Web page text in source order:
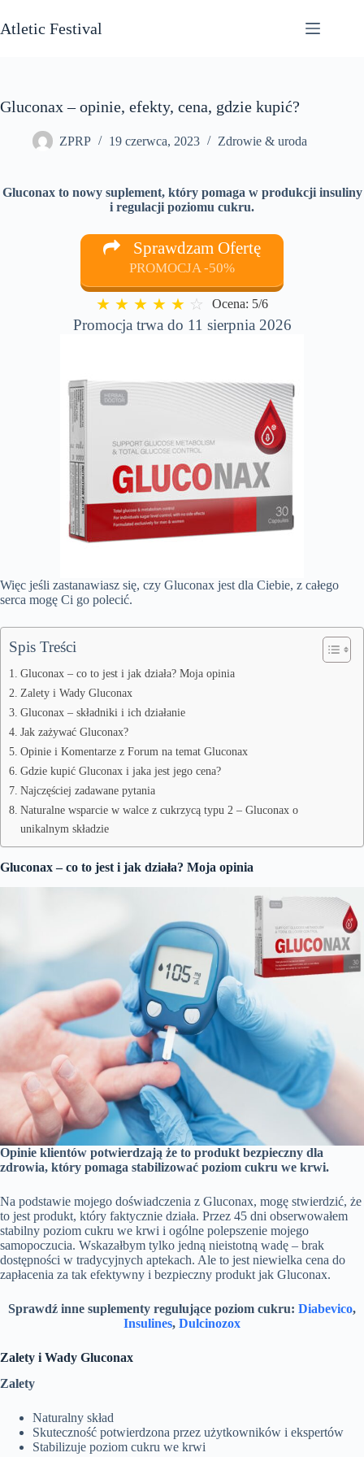
do
treści
Atletic Festival
Gluconax – opinie, efekty, cena, gdzie kupić?
ZPRP 19 czerwca, 2023 Zdrowie & uroda
Gluconax to nowy suplement, który pomaga w produkcji insuliny
i regulacji poziomu cukru.
Sprawdzam Ofertę
PROMOCJA -50%
★ ★ ★ ★ ★ ☆ Ocena: 5/6
Promocja trwa do 11 sierpnia 2026
Więc jeśli zastanawiasz się, czy Gluconax jest dla Ciebie, z całego
serca mogę Ci go polecić.
Spis Treści
Gluconax – co to jest i jak działa? Moja opinia
Zalety i Wady Gluconax
Gluconax – składniki i ich działanie
Jak zażywać Gluconax?
Opinie i Komentarze z Forum na temat Gluconax
Gdzie kupić Gluconax i jaka jest jego cena?
Najczęściej zadawane pytania
Naturalne wsparcie w walce z cukrzycą typu 2 – Gluconax o
unikalnym składzie
Gluconax – co to jest i jak działa? Moja opinia
Opinie klientów potwierdzają że to produkt bezpieczny dla
zdrowia, który pomaga stabilizować poziom cukru we krwi.
Na podstawie mojego doświadczenia z Gluconax, mogę stwierdzić, że
to jest produkt, który faktycznie działa. Przez 45 dni obserwowałem
stabilny poziom cukru we krwi i ogólne polepszenie mojego
samopoczucia. Wskazałbym tylko jedną nieistotną wadę – brak
dostępności w tradycyjnych aptekach. Ale to jest niewielka cena do
zapłacenia za tak efektywny i bezpieczny produkt jak Gluconax.
Sprawdź inne suplementy regulujące poziom cukru: Diabevico,
Insulines, Dulcinozox
Zalety i Wady Gluconax
Zalety
Naturalny skład
Skuteczność potwierdzona przez użytkowników i ekspertów
Stabilizuje poziom cukru we krwi